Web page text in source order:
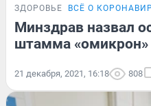
ЗДОРОВЬЕ ВСЁ О
Минздрав назвал
штамма «омикрон»
21 декабря, 2021, 16:18 808